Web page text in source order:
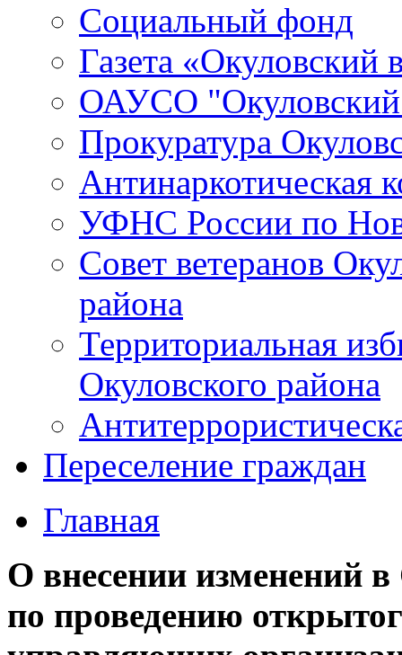
Социальный фонд
Газета «Окуловский
ОАУСО
Прокуратура
Антинаркотическая
УФНС России по
Совет ветеранов
района
Территориальная
Окуловского района
Переселение граждан
Главная
О внесении изменений
по проведению